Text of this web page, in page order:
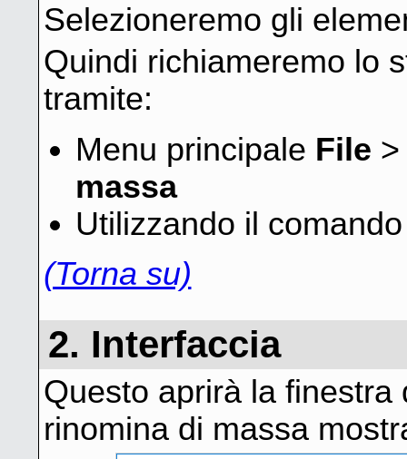
Selezioneremo gli
Quindi richiameremo lo
tramite:
Menu principale File
massa
Utilizzando il
(Torna su)
2. Interfaccia
Questo aprirà la
rinomina di massa